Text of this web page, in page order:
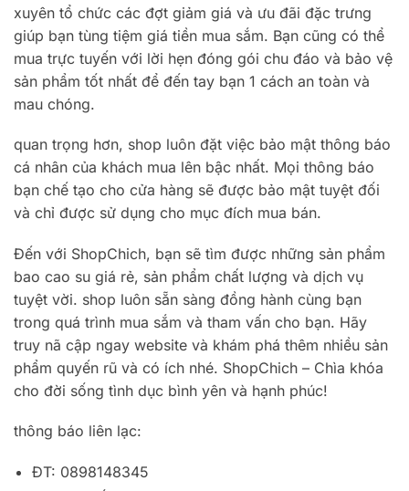
xuyên tổ chức các đợt giảm giá và ưu đãi đặc trưng
giúp bạn tùng tiệm giá tiền mua sắm. Bạn cũng có thể
mua trực tuyến với lời hẹn đóng gói chu đáo và bảo vệ
sản phẩm tốt nhất để đến tay bạn 1 cách an toàn và
mau chóng.
quan trọng hơn, shop luôn đặt việc bảo mật thông báo
cá nhân của khách mua lên bậc nhất. Mọi thông báo
bạn chế tạo cho cửa hàng sẽ được bảo mật tuyệt đối
và chỉ được sử dụng cho mục đích mua bán.
Đến với ShopChich, bạn sẽ tìm được những sản phẩm
bao cao su giá rẻ, sản phẩm chất lượng và dịch vụ
tuyệt vời. shop luôn sẵn sàng đồng hành cùng bạn
trong quá trình mua sắm và tham vấn cho bạn. Hãy
truy nã cập ngay website và khám phá thêm nhiều sản
phẩm quyến rũ và có ích nhé. ShopChich – Chìa khóa
cho đời sống tình dục bình yên và hạnh phúc!
thông báo liên lạc:
ĐT: 0898148345